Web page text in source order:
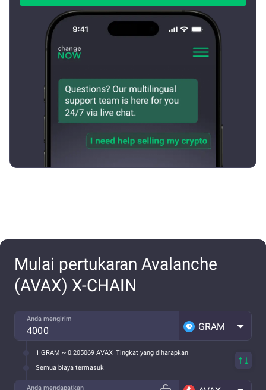
Mulai pertukaran Avalanche
(AVAX) X-CHAIN
Anda mengirim
GRAM
1 GRAM ~ 0.205069 AVAX Tingkat yang diharapkan
Semua biaya termasuk
Anda mendapatkan